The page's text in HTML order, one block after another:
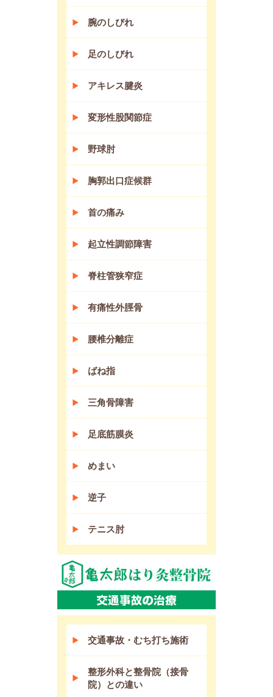
腕のしびれ
足のしびれ
アキレス腱炎
変形性股関節症
野球肘
胸郭出口症候群
首の痛み
起立性調節障害
脊柱管狭窄症
有痛性外脛骨
腰椎分離症
ばね指
三角骨障害
足底筋膜炎
めまい
逆子
テニス肘
交通事故・むち打ち施術
整形外科と整骨院（接骨
院）との違い